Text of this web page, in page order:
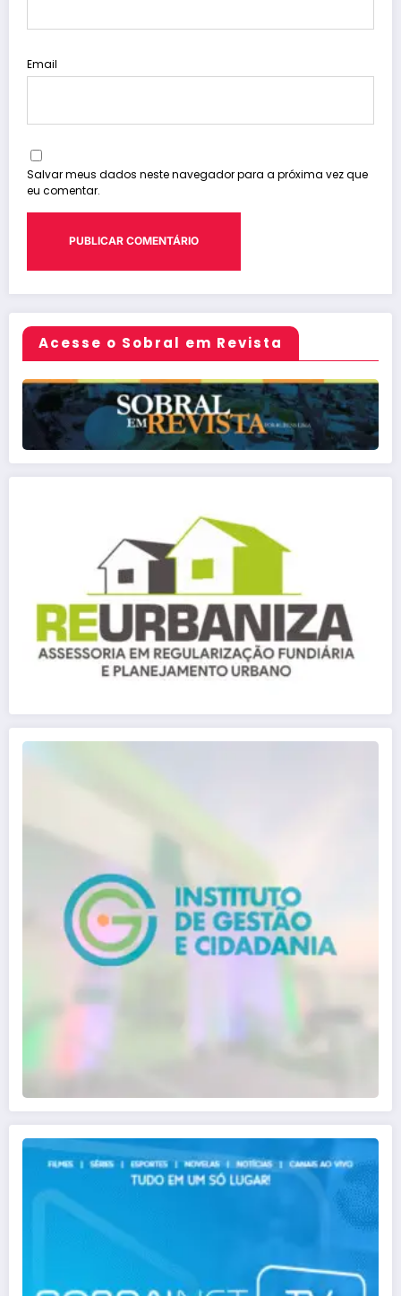
Email
Salvar meus dados neste navegador para a próxima vez que
eu comentar.
Acesse o Sobral em Revista